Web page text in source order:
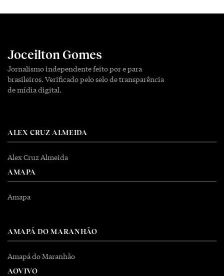
Joceilton Gomes
Jornalismo independente feito por e para
brasileiros. Verificado pelo selo de transparência
de mídia digital.
ALEX CRUZ ALMEIDA
Alex Cruz Almeida
AMAPA
Amapa
AMAPÁ DO MARANHÃO
Amapá do Maranhão
AOVIVO